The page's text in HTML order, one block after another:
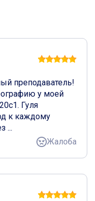
преподаватель!
у моей
Гуля
к каждому
...
Жалоба